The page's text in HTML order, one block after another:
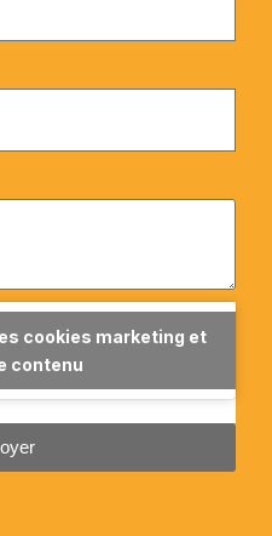
cookies marketing et
contenu